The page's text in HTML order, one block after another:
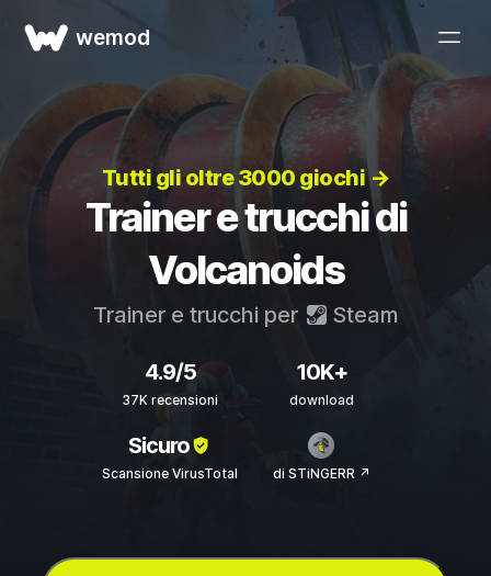
wemod
Tutti gli oltre 3000 giochi →
Trainer e trucchi di
Volcanoids
Trainer e trucchi per Steam
4.9/5
37K recensioni
10K+
download
Sicuro
Scansione VirusTotal di STiNGERR ↗